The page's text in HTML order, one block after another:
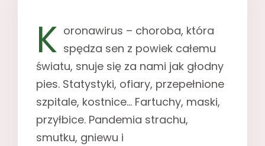
K oronawirus – choroba, która
spędza sen z powiek całemu
światu, snuje się za nami jak głodny
pies. Statystyki, ofiary, przepełnione
szpitale, kostnice… Fartuchy, maski,
przyłbice. Pandemia strachu,
smutku, gniewu i